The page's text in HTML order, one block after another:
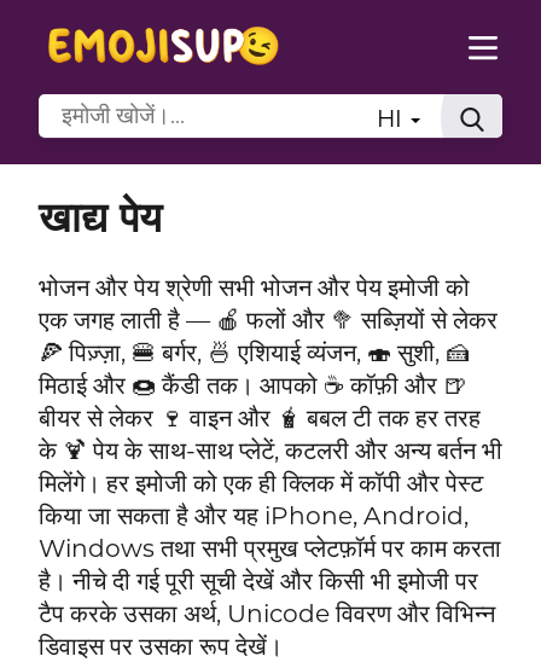
HI
खाद्य पेय
भोजन और पेय श्रेणी सभी भोजन और पेय इमोजी को
एक जगह लाती है — 🍎 फलों और 🥦 सब्ज़ियों से लेकर
🍕 पिज़्ज़ा, 🍔 बर्गर, 🍜 एशियाई व्यंजन, 🍣 सुशी, 🍰
मिठाई और 🍩 कैंडी तक। आपको ☕ कॉफ़ी और 🍺
बीयर से लेकर 🍷 वाइन और 🧋 बबल टी तक हर तरह
के 🍹 पेय के साथ-साथ प्लेटें, कटलरी और अन्य बर्तन भी
मिलेंगे। हर इमोजी को एक ही क्लिक में कॉपी और पेस्ट
किया जा सकता है और यह iPhone, Android,
Windows तथा सभी प्रमुख प्लेटफ़ॉर्म पर काम करता
है। नीचे दी गई पूरी सूची देखें और किसी भी इमोजी पर
टैप करके उसका अर्थ, Unicode विवरण और विभिन्न
डिवाइस पर उसका रूप देखें।